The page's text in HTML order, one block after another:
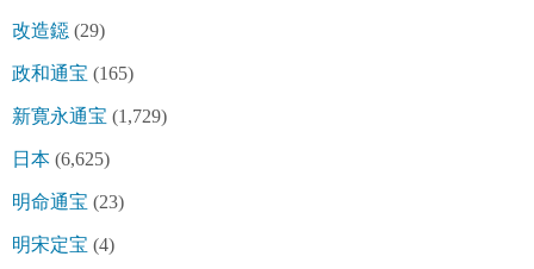
改造鐚 (29)
政和通宝 (165)
新寛永通宝 (1,729)
日本 (6,625)
明命通宝 (23)
明宋定宝 (4)